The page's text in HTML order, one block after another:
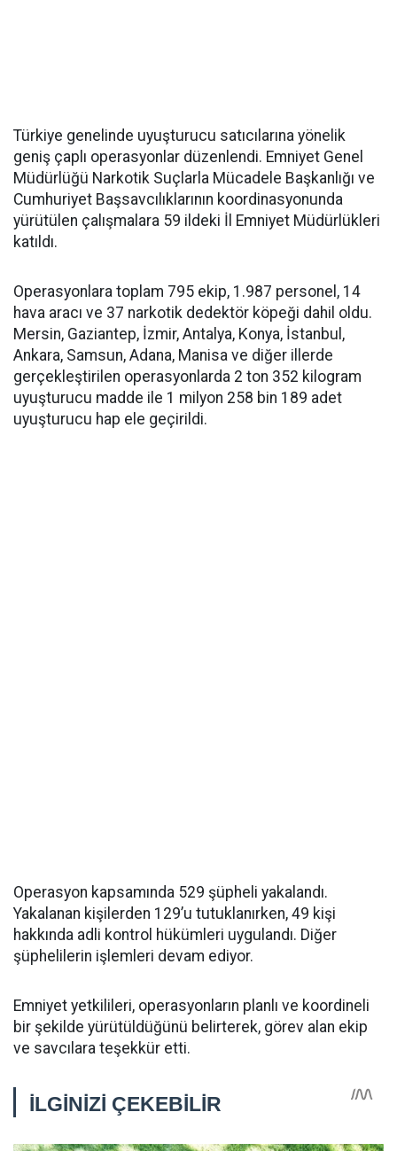
Türkiye genelinde uyuşturucu satıcılarına yönelik
geniş çaplı operasyonlar düzenlendi. Emniyet Genel
Müdürlüğü Narkotik Suçlarla Mücadele Başkanlığı ve
Cumhuriyet Başsavcılıklarının koordinasyonunda
yürütülen çalışmalara 59 ildeki İl Emniyet Müdürlükleri
katıldı.
Operasyonlara toplam 795 ekip, 1.987 personel, 14
hava aracı ve 37 narkotik dedektör köpeği dahil oldu.
Mersin, Gaziantep, İzmir, Antalya, Konya, İstanbul,
Ankara, Samsun, Adana, Manisa ve diğer illerde
gerçekleştirilen operasyonlarda 2 ton 352 kilogram
uyuşturucu madde ile 1 milyon 258 bin 189 adet
uyuşturucu hap ele geçirildi.
Operasyon kapsamında 529 şüpheli yakalandı.
Yakalanan kişilerden 129’u tutuklanırken, 49 kişi
hakkında adli kontrol hükümleri uygulandı. Diğer
şüphelilerin işlemleri devam ediyor.
Emniyet yetkilileri, operasyonların planlı ve koordineli
bir şekilde yürütüldüğünü belirterek, görev alan ekip
ve savcılara teşekkür etti.